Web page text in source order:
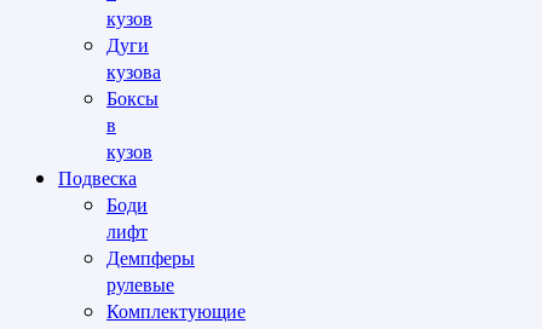
кузов
Дуги
кузова
Боксы
в
кузов
Подвеска
Боди
лифт
Демпферы
рулевые
Комплектующие